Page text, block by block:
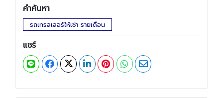
คำค้นหา
รถเทรลเลอร์ให้เช่า รายเดือน
แชร์